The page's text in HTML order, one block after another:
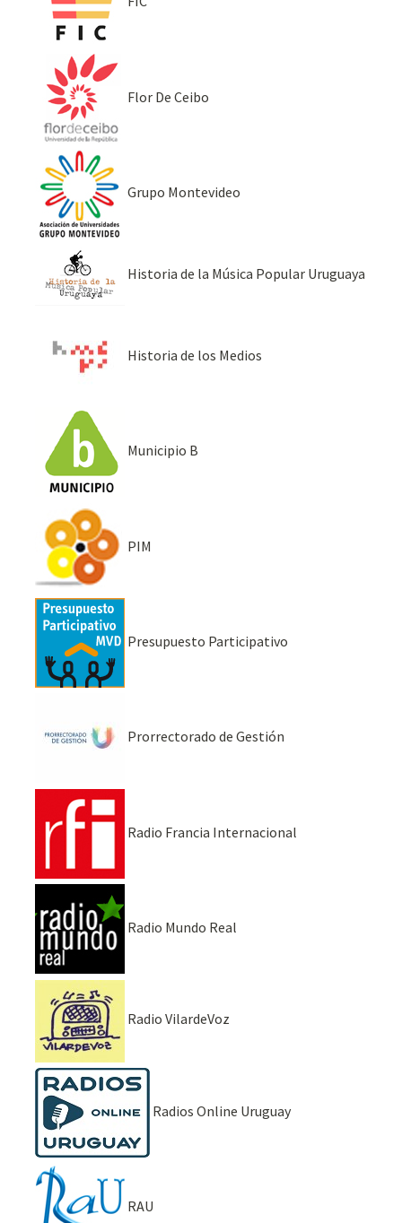
Flor De Ceibo
Grupo Montevideo
Historia de la Música Popular Uruguaya
Historia de los Medios
Municipio B
PIM
Presupuesto Participativo
Prorrectorado de Gestión
Radio Francia Internacional
Radio Mundo Real
Radio VilardeVoz
Radios Online Uruguay
RAU